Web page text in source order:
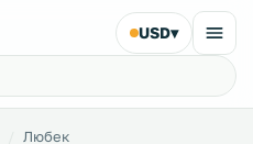
USD▾
Любек